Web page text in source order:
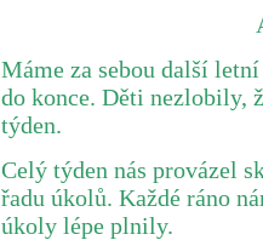
Máme za sebou další
do konce. Děti nezlobily,
týden.
Celý týden nás provázel
řadu úkolů. Každé ráno
úkoly lépe plnily.